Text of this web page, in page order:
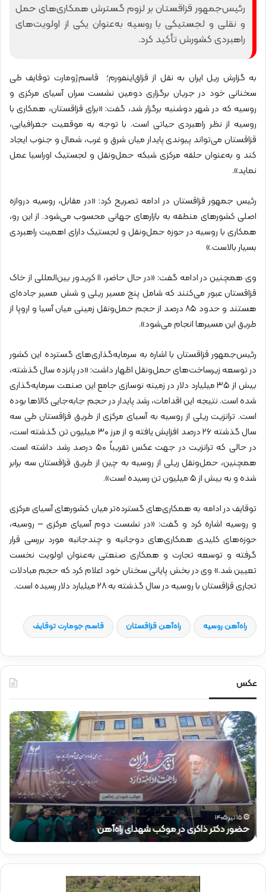
رئیس‌جمهور قزاقستان بر لزوم گسترش همکاری‌های حمل‌
و نقلی و لجستیکی با روسیه به‌عنوان یکی از اولویت‌های
راهبردی کشورش تأکید کرد.
به گزارش ریل ایران به نقل از قزاق‌اینفورم؛ قاسم‌ژومارت توقایف طی
سخنانی خود در جریان برگزاری دومین نشست سران آسیای مرکزی و
روسیه که در شهر دوشنبه برگزار شد، گفت: «برای قزاقستان، همکاری با
روسیه از نظر راهبردی حیاتی است. با توجه به موقعیت جغرافیایی،
قزاقستان می‌تواند پیوندی پایدار میان شرق و غرب، شمال و جنوب ایجاد
کند و به‌عنوان حلقه مرکزی شبکه حمل‌ونقل و لجستیک اوراسیا عمل
نماید».
رئیس جمهور قزاقستان در ادامه تصریح کرد: «در مقابل، روسیه دروازه
اصلی کشورهای منطقه به بازارهای جهانی محسوب می‌شود. از این رو،
همکاری با روسیه در حوزه حمل‌ونقل و لجستیک دارای اهمیت راهبردی
بسیار بالاست.»
وی همچنین در ادامه گفت: «در حال حاضر، ۱۱ کریدور بین‌المللی از خاک
قزاقستان عبور می‌کنند که شامل پنج مسیر ریلی و شش مسیر جاده‌ای
هستند و حدود ۸۵ درصد از حجم حمل‌ونقل زمینی میان آسیا و اروپا از
طریق این مسیرها انجام می‌شود».
رئیس‌جمهور قزاقستان با اشاره به سرمایه‌گذاری‌های گسترده این کشور
در توسعه زیرساخت‌های حمل‌ونقل اظهار داشت: «در پانزده سال گذشته،
بیش از ۳۵ میلیارد دلار در زمینه نوسازی جامع این صنعت سرمایه‌گذاری
شده است. نتیجه این اقدامات، رشد پایدار در حجم جابه‌جایی کالاها بوده
است. ترانزیت ریلی از روسیه به آسیای مرکزی از طریق قزاقستان طی سه
سال گذشته ۲۶ درصد افزایش یافته و از مرز ۳۰ میلیون تن گذشته است،
در حالی که ترانزیت در جهت عکس تقریباً ۵۰ درصد رشد داشته است.
همچنین، حمل‌ونقل ریلی از روسیه به چین از طریق قزاقستان سه برابر
شده و به بیش از ۵ میلیون تن رسیده است».
توقایف در ادامه به همکاری‌های گسترده‌تر میان کشورهای آسیای مرکزی
و روسیه اشاره کرد و گفت: «در نشست دوم آسیای مرکزی – روسیه،
حوزه‌های کلیدی همکاری‌های دوجانبه و چندجانبه مورد بررسی قرار
گرفته و توسعه تجارت و همکاری صنعتی به‌عنوان اولویت نخست
تعیین شد.» وی در بخش پایانی سخنان خود اعلام کرد که حجم مبادلات
تجاری قزاقستان با روسیه در سال گذشته به ۲۸ میلیارد دلار رسیده است.
راه‌آهن روسیه راه‌آهن قزاقستان قاسم جومارت توقایف
عکس
ح
ض
و
ر
د
ک
ت
ر
ذ
ک
ر
ی
۱۵ تیر ۱۴۰۵
حضور دکتر ذاکری در موکب شهدای راه‌آهن
م
م